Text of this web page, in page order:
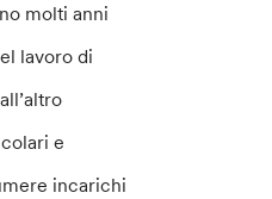
molti anni
lavoro di
e
incarichi